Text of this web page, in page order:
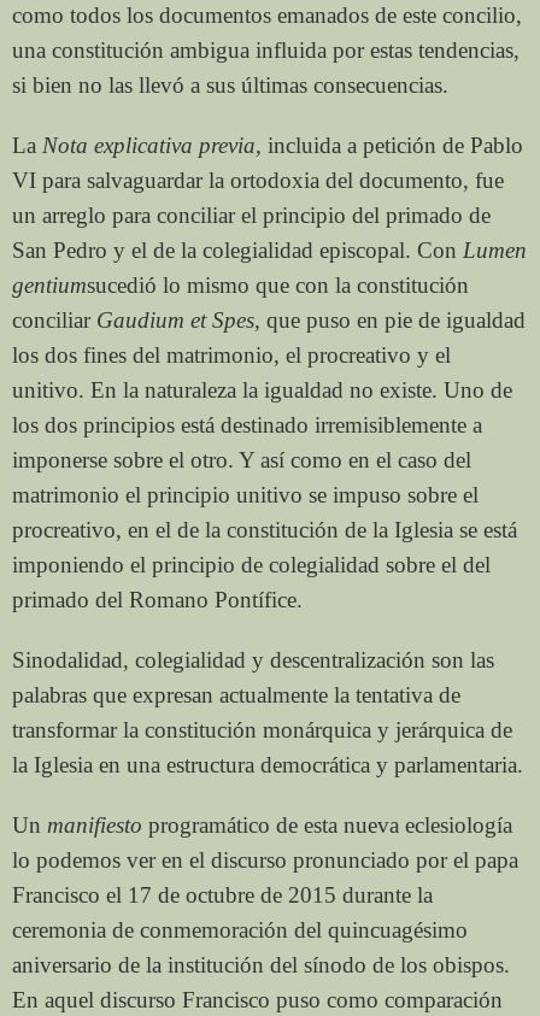
como todos los documentos emanados de este concilio,
una constitución ambigua influida por estas tendencias,
si bien no las llevó a sus últimas consecuencias.
La Nota explicativa previa, incluida a petición de Pablo
VI para salvaguardar la ortodoxia del documento, fue
un arreglo para conciliar el principio del primado de
San Pedro y el de la colegialidad episcopal. Con Lumen
gentiumsucedió lo mismo que con la constitución
conciliar Gaudium et Spes, que puso en pie de igualdad
los dos fines del matrimonio, el procreativo y el
unitivo. En la naturaleza la igualdad no existe. Uno de
los dos principios está destinado irremisiblemente a
imponerse sobre el otro. Y así como en el caso del
matrimonio el principio unitivo se impuso sobre el
procreativo, en el de la constitución de la Iglesia se está
imponiendo el principio de colegialidad sobre el del
primado del Romano Pontífice.
Sinodalidad, colegialidad y descentralización son las
palabras que expresan actualmente la tentativa de
transformar la constitución monárquica y jerárquica de
la Iglesia en una estructura democrática y parlamentaria.
Un manifiesto programático de esta nueva eclesiología
lo podemos ver en el discurso pronunciado por el papa
Francisco el 17 de octubre de 2015 durante la
ceremonia de conmemoración del quincuagésimo
aniversario de la institución del sínodo de los obispos.
En aquel discurso Francisco puso como comparación